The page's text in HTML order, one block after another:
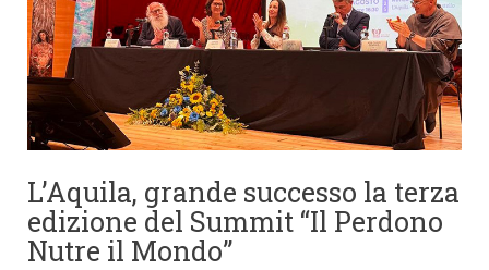
L’Aquila, grande successo la terza
edizione del Summit “Il Perdono
Nutre il Mondo”